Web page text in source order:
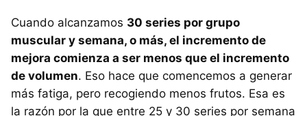
Cuando alcanzamos 30 series por grupo
muscular y semana, o más, el incremento de
mejora comienza a ser menos que el incremento
de volumen. Eso hace que comencemos a generar
más fatiga, pero recogiendo menos frutos. Esa es
la razón por la que entre 25 y 30 series por semana